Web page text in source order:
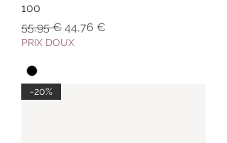
100
Prix original
55,95 € Prix promotionnel
44,76 €
PRIX DOUX
-20%